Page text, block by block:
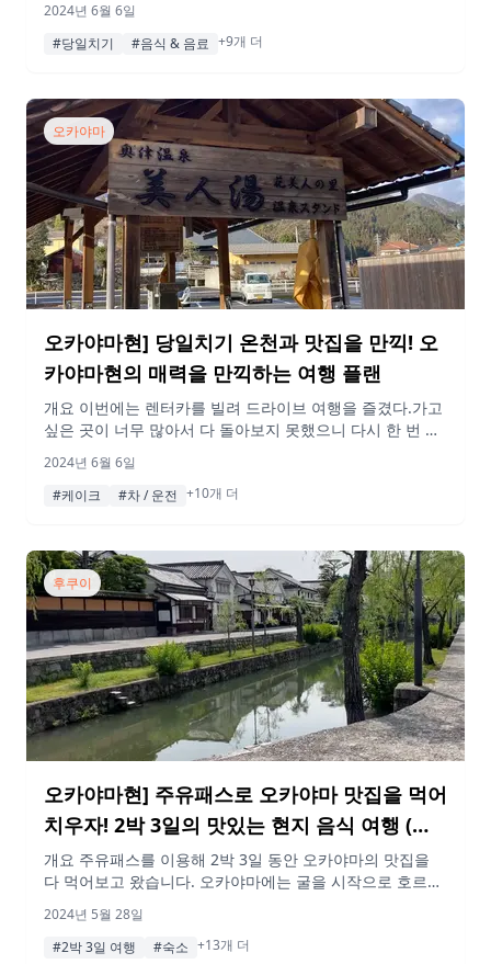
서는 현지인이 추천하는 명소를 소개합니다! 모두 걸어서 갈
수 있는 거리의 명소들이니 사이조에 가면 꼭 참고해 보길
2024년 6월 6일
#당일치기
#음식 & 음료 +9개 더
오카야마
오카야마현] 당일치기 온천과 맛집을 만끽! 오
카야마현의 매력을 만끽하는 여행 플랜
개요 이번에는 렌터카를 빌려 드라이브 여행을 즐겼다.가고
싶은 곳이 너무 많아서 다 돌아보지 못했으니 다시 한 번 복
바랍니다! 게재된 정보 및 가격은 변동될 수 있습니다. 행선
지 10:00 쓰산역 이번 시작은 쓰야마 역에서 시작한다.온천
다. 주변에는 철도 보존 […]
2024년 6월 6일
#케이크
#차 / 운전 +10개 더
후쿠이
오카야마현] 주유패스로 오카야마 맛집을 먹어
치우자! 2박 3일의 맛있는 현지 음식 여행 (후
편)
개요 주유패스를 이용해 2박 3일 동안 오카야마의 맛집을
다 먹어보고 왔습니다. 오카야마에는 굴을 시작으로 호르몬
식이 많다! 주유패스는 개찰구에서 역무원에게 스마트폰 화
면을 보여주기만 하면 기차를 탈 수 있는 편리하고 저렴한
2024년 5월 28일
#2박 3일 여행
#숙소 +13개 더